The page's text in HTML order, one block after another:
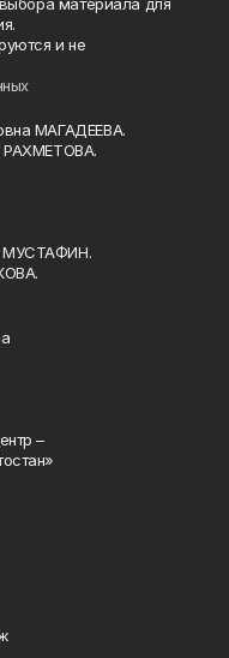
и не
МАГАДЕЕВА.
РАХМЕТОВА.
МУСТАФИН.
–